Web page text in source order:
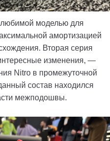
любимой моделью для
амортизацией
Вторая серия
изменения, —
Nitro в промежуточной
состав находился
межподошвы.